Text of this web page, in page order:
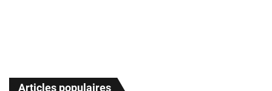
Articles populaires